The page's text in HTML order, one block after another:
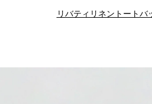
リバティリネントートバ